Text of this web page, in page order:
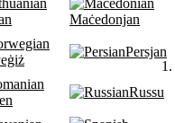
Maċedonjan
Persjan
Russu